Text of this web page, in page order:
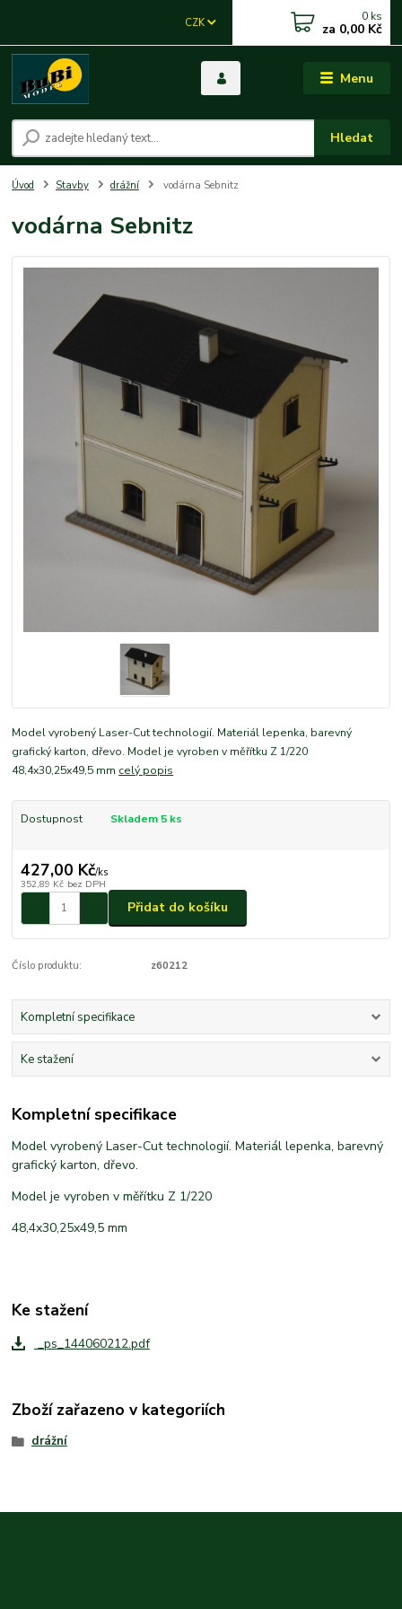
Menu
CZK
Hledat
0 ks
za 0,00 Kč
Úvod Stavby drážní vodárna Sebnitz
vodárna Sebnitz
Model vyrobený Laser-Cut technologií. Materiál lepenka, barevný
grafický karton, dřevo. Model je vyroben v měřítku Z 1/220
48,4x30,25x49,5 mm celý popis
Dostupnost Skladem 5 ks
427,00 Kč/ks
352,89 Kč bez DPH
Přidat do košíku
Číslo produktu: z60212
Kompletní specifikace
Ke stažení
Kompletní specifikace
Model vyrobený Laser-Cut technologií. Materiál lepenka, barevný
grafický karton, dřevo.
Model je vyroben v měřítku Z 1/220
48,4x30,25x49,5 mm
Ke stažení
_ps_144060212.pdf
Zboží zařazeno v kategoriích
drážní